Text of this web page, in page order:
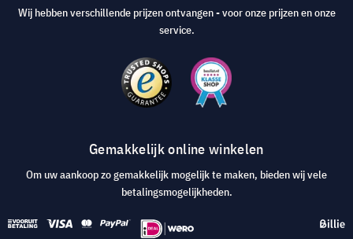
Wij hebben verschillende prijzen ontvangen - voor onze prijzen en onze
service.
Gemakkelijk online winkelen
Om uw aankoop zo gemakkelijk mogelijk te maken, bieden wij vele
betalingsmogelijkheden.